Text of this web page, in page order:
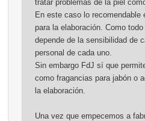
tratar problemas de la piel
En este caso lo
para la elaboración. Como
depende de la sensibilidad de
personal de cada uno.
Sin embargo FdJ sí que
como fragancias para jabón o
la elaboración.
Una vez que empecemos a